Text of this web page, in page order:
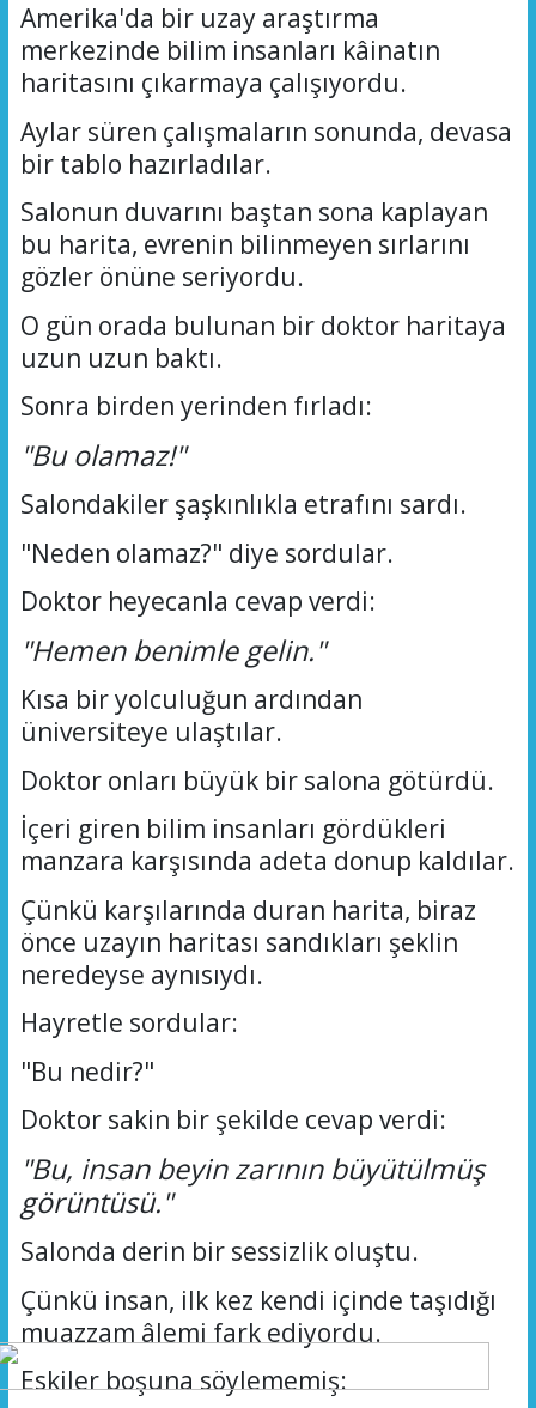
Amerika'da bir uzay araştırma
merkezinde bilim insanları kâinatın
haritasını çıkarmaya çalışıyordu.
Aylar süren çalışmaların sonunda, devasa
bir tablo hazırladılar.
Salonun duvarını baştan sona kaplayan
bu harita, evrenin bilinmeyen sırlarını
gözler önüne seriyordu.
O gün orada bulunan bir doktor haritaya
uzun uzun baktı.
Sonra birden yerinden fırladı:
"Bu olamaz!"
Salondakiler şaşkınlıkla etrafını sardı.
"Neden olamaz?" diye sordular.
Doktor heyecanla cevap verdi:
"Hemen benimle gelin."
Kısa bir yolculuğun ardından
üniversiteye ulaştılar.
Doktor onları büyük bir salona götürdü.
İçeri giren bilim insanları gördükleri
manzara karşısında adeta donup kaldılar.
Çünkü karşılarında duran harita, biraz
önce uzayın haritası sandıkları şeklin
neredeyse aynısıydı.
Hayretle sordular:
"Bu nedir?"
Doktor sakin bir şekilde cevap verdi:
"Bu, insan beyin zarının büyütülmüş
görüntüsü."
Salonda derin bir sessizlik oluştu.
Çünkü insan, ilk kez kendi içinde taşıdığı
muazzam âlemi fark ediyordu.
Eskiler boşuna söylememiş: